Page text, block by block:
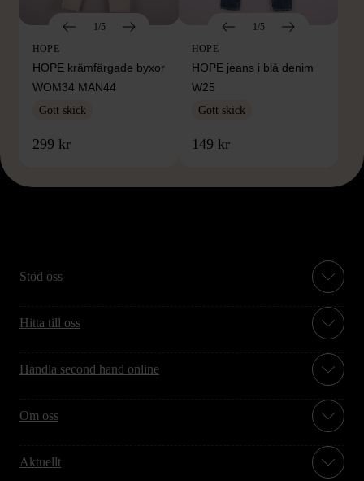
1/5
HOPE
HOPE krämfärgade byxor
WOM34 MAN44
Gott skick
299 kr
1/5
HOPE
HOPE jeans i blå denim
W25
Gott skick
149 kr
Stöd oss
Hitta till oss
Handla second hand online
Om oss
Aktuellt